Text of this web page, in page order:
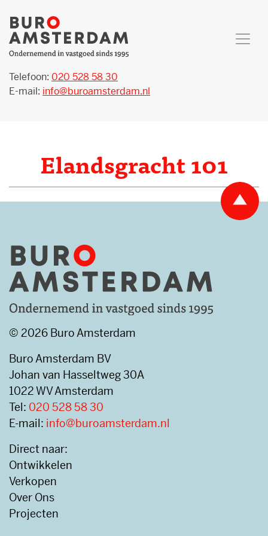
Telefoon: 020 528 58 30
E-mail: info@buroamsterdam.nl
Elandsgracht 101
© 2026 Buro Amsterdam
Buro Amsterdam BV
Johan van Hasseltweg 30A
1022 WV Amsterdam
Tel: 020 528 58 30
E-mail: info@buroamsterdam.nl
Direct naar:
Ontwikkelen
Verkopen
Over Ons
Projecten